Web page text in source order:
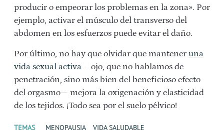
producir o empeorar los problemas en la zona». Por
ejemplo, activar el músculo del transverso del
abdomen en los esfuerzos puede evitar el daño.
Por último, no hay que olvidar que manteneruna
vida sexual activa —ojo, que no hablamos de
penetración, sino más bien del beneficioso efecto
del orgasmo— mejora la oxigenación y elasticidad
de los tejidos. ¡Todo sea por el suelo pélvico!
TEMAS MENOPAUSIA VIDA SALUDABLE